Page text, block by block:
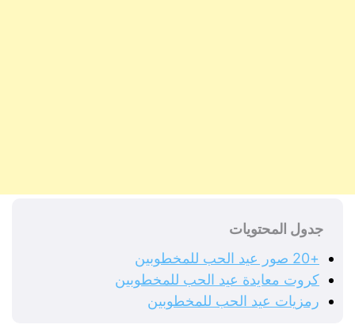
جدول المحتويات
+20 صور عيد الحب للمخطوبين
كروت معايدة عيد الحب للمخطوبين
رمزيات عيد الحب للمخطوبين